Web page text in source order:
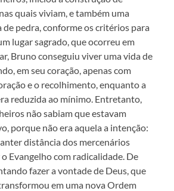
quais viviam, e também uma
de pedra, conforme os critérios para
lugar sagrado, que ocorreu em
Bruno conseguiu viver uma vida de
em seu coração, apenas com
e o recolhimento, enquanto a
reduzida ao mínimo. Entretanto,
não sabiam que estavam
porque não era aquela a intenção:
distância dos mercenários
Evangelho com radicalidade. De
fazer a vontade de Deus, que
em uma nova Ordem